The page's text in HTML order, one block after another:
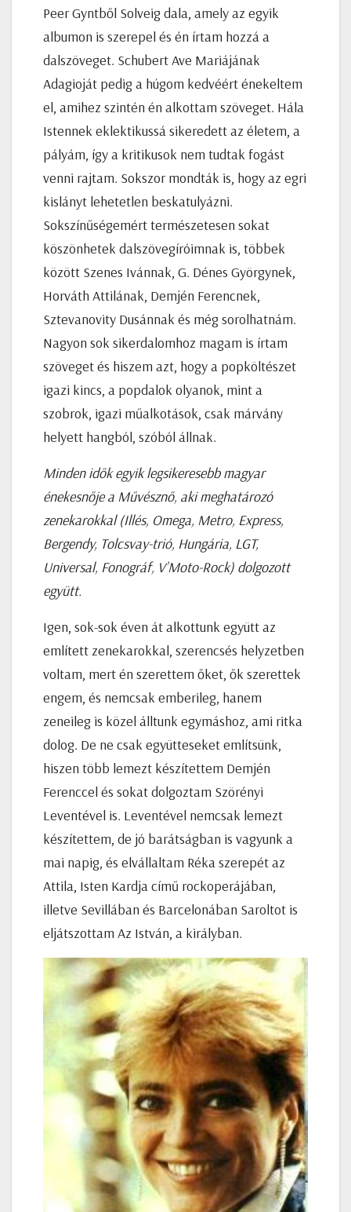
Peer Gyntből Solveig dala, amely az egyik
albumon is szerepel és én írtam hozzá a
dalszöveget. Schubert Ave Mariájának
Adagioját pedig a húgom kedvéért énekeltem
el, amihez szintén én alkottam szöveget. Hála
Istennek eklektikussá sikeredett az életem, a
pályám, így a kritikusok nem tudtak fogást
venni rajtam. Sokszor mondták is, hogy az egri
kislányt lehetetlen beskatulyázni.
Sokszínűségemért természetesen sokat
köszönhetek dalszövegíróimnak is, többek
között Szenes Ivánnak, G. Dénes Györgynek,
Horváth Attilának, Demjén Ferencnek,
Sztevanovity Dusánnak és még sorolhatnám.
Nagyon sok sikerdalomhoz magam is írtam
szöveget és hiszem azt, hogy a popköltészet
igazi kincs, a popdalok olyanok, mint a
szobrok, igazi műalkotások, csak márvány
helyett hangból, szóból állnak.
Minden idők egyik legsikeresebb magyar
énekesnője a Művésznő, aki meghatározó
zenekarokkal (Illés, Omega, Metro, Express,
Bergendy, Tolcsvay-trió, Hungária, LGT,
Universal, Fonográf, V’Moto-Rock) dolgozott
együtt.
Igen, sok-sok éven át alkottunk együtt az
említett zenekarokkal, szerencsés helyzetben
voltam, mert én szerettem őket, ők szerettek
engem, és nemcsak emberileg, hanem
zeneileg is közel álltunk egymáshoz, ami ritka
dolog. De ne csak együtteseket említsünk,
hiszen több lemezt készítettem Demjén
Ferenccel és sokat dolgoztam Szörényi
Leventével is. Leventével nemcsak lemezt
készítettem, de jó barátságban is vagyunk a
mai napig, és elvállaltam Réka szerepét az
Attila, Isten Kardja című rockoperájában,
illetve Sevillában és Barcelonában Saroltot is
eljátszottam Az István, a királyban.